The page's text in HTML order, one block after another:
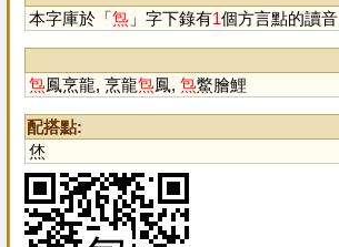
本字庫於「炰」字下錄有1個方言點的讀音
炰鳳烹龍, 烹龍炰鳳, 炰鱉膾鯉
配搭點:
烋